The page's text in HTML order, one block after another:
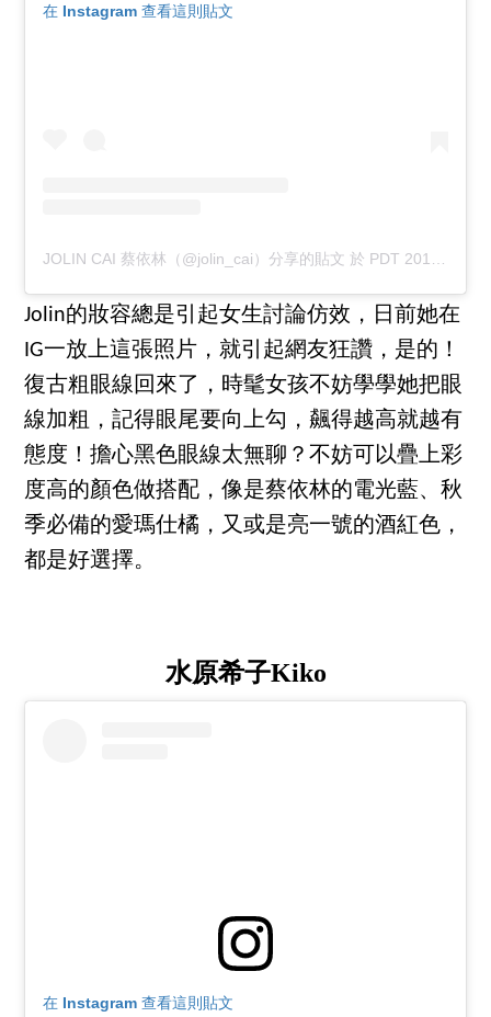
在 Instagram 查看這則貼文
JOLIN CAI 蔡依林（@jolin_cai）分享的貼文 於 PDT 2018 年 5月 月 15 日 上午 5:02
Jolin的妝容總是引起女生討論仿效，日前她在
IG一放上這張照片，就引起網友狂讚，是的！
復古粗眼線回來了，時髦女孩不妨學學她把眼
線加粗，記得眼尾要向上勾，飆得越高就越有
態度！擔心黑色眼線太無聊？不妨可以疊上彩
度高的顏色做搭配，像是蔡依林的電光藍、秋
季必備的愛瑪仕橘，又或是亮一號的酒紅色，
都是好選擇。
水原希子Kiko
在 Instagram 查看這則貼文